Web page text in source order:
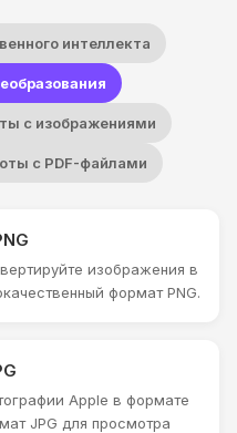
интеллекта
с изображениями
с PDF-файлами
изображения в
формат PNG.
Apple в формате
JPG для просмотра